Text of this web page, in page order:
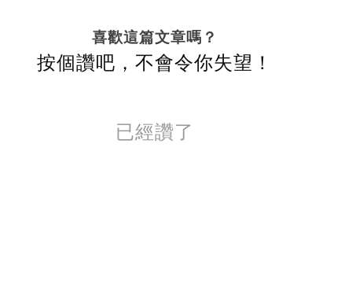
喜歡這篇文章嗎？
按個讚吧，不會令你失望！
已經讚了